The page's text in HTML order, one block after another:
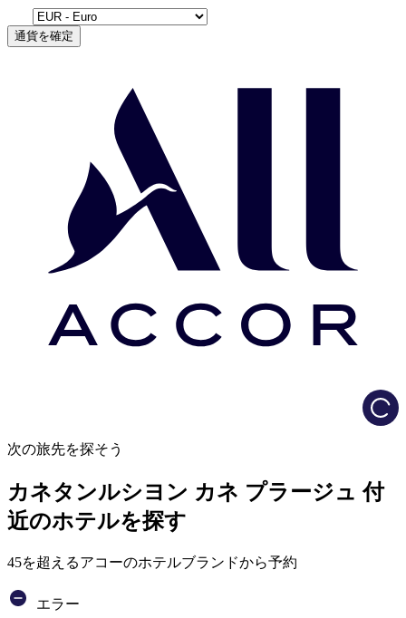
通貨を確定
次の旅先を探そう
カネタンルシヨン カネ プラージュ 付
近のホテルを探す
45を超えるアコーのホテルブランドから予約
エラー